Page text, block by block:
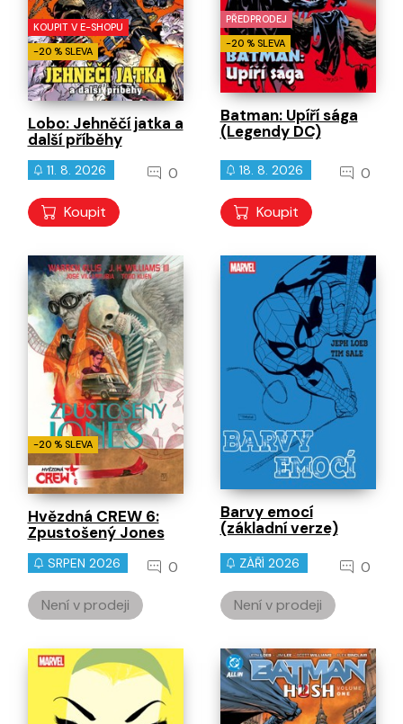
KOUPIT V E-SHOPU
-20 % SLEVA
Lobo: Jehněčí jatka a
další příběhy
11. 8. 2026 0
Koupit
PŘEDPRODEJ
-20 % SLEVA
Batman: Upíří sága
(Legendy DC)
18. 8. 2026 0
Koupit
-20 % SLEVA
Hvězdná CREW 6:
Zpustošený Jones
SRPEN 2026 0
Není v prodeji
Barvy emocí
(základní verze)
ZÁŘÍ 2026 0
Není v prodeji